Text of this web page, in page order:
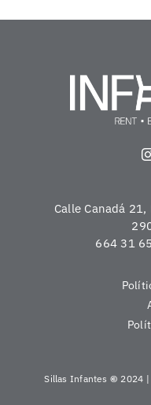
Calle Canadá
664 31
Sillas Infantes © 2024 |